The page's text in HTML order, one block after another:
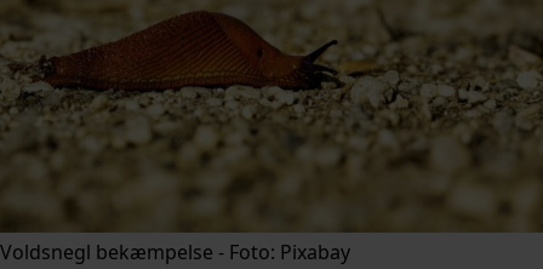
Voldsnegl bekæmpelse - Foto: Pixabay